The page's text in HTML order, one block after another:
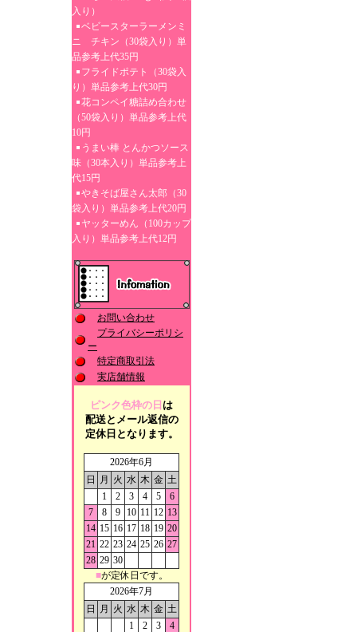
入り）
ベビースターラーメンミ
ニ チキン（30袋入り）単
品参考上代35円
フライドポテト（30袋入
り）単品参考上代30円
花コンペイ糖詰め合わせ
（50袋入り）単品参考上代
10円
うまい棒 とんかつソース
味（30本入り）単品参考上
代15円
やきそば屋さん太郎（30
袋入り）単品参考上代20円
ヤッターめん（100カップ
入り）単品参考上代12円
お問い合わせ
プライバシーポリシ
ー
特定商取引法
実店舗情報
ピンク色枠の日 は
配送とメール返信の
定休日となります。
2026年6月
日
月 火 水 木 金 土
1
2 3 4 5
6
7
8 9 10 11 12 13
14 15 16 17 18 19 20
21 22 23 24 25 26 27
28 29 30
■が定休日です。
2026年7月
日
月 火 水 木 金 土
1
2 3
4